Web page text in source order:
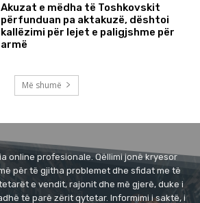
Akuzat e mëdha të Toshkovskit
përfunduan pa aktakuzë, dështoi
kallëzimi për lejet e paligjshme për
armë
Më shumë
online profesionale. Qëllimi jonë kryesor
për të gjitha problemet dhe sfidat me të
e vendit, rajonit dhe më gjerë, duke i
të parë zërit qytetar. Informimi i saktë, i